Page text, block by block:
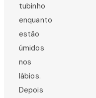
tubinho
enquanto
estão
úmidos
nos
lábios.
Depois